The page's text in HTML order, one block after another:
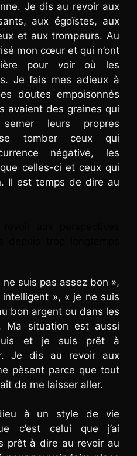
Je dis au revoir aux
aux égoïstes, aux
et aux trompeurs. Au
mon cœur et qui n’ont
pour voir où les
Je fais mes adieux à
doutes empoisonnés
avaient des graines qui
leurs propres
tomber ceux qui
négative, les
celles-ci et ceux qui
Il est temps de dire au
suis pas assez bon »,
», « je ne suis
bon argent ou dans les
Ma situation est aussi
et je suis prêt à
Je dis au revoir aux
pèsent parce que tout
de me laisser aller.
à un style de vie
c’est celui que j’ai
prêt à dire au revoir au